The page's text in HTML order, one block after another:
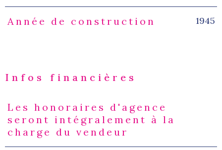
Année de construction 1945
Infos financières
Caractéristiques Valeurs
Les honoraires d'agence
seront intégralement à la
charge du vendeur